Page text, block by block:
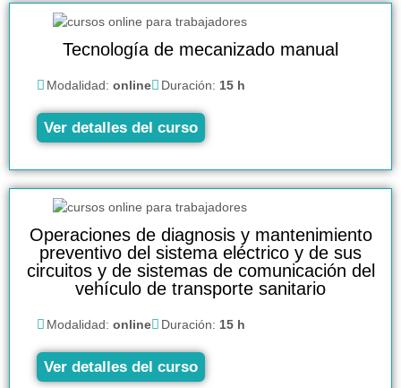
Tecnología de mecanizado manual
Modalidad: online Duración: 15 h
Ver detalles del curso
Operaciones de diagnosis y mantenimiento
preventivo del sistema eléctrico y de sus
circuitos y de sistemas de comunicación del
vehículo de transporte sanitario
Modalidad: online Duración: 15 h
Ver detalles del curso